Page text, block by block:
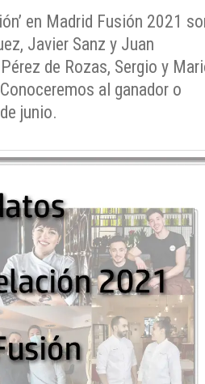
en Madrid Fusión 2021
Javier Sanz y Juan
de Rozas, Sergio y
al ganador o
junio.